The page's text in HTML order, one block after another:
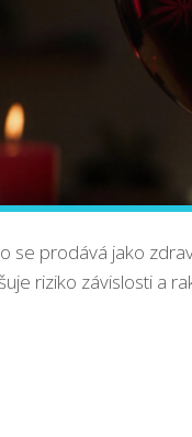
se prodává jako
riziko závislosti a